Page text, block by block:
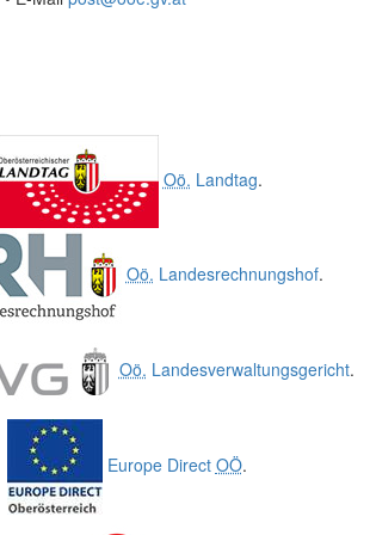
Oö. Landtag.
Oö. Landesrechnungshof.
Oö. Landesverwaltungsgericht.
Europe Direct OÖ.